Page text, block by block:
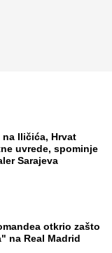
Iličića, Hrvat
uvrede, spominje
Sarajeva
otkrio zašto
na Real Madrid